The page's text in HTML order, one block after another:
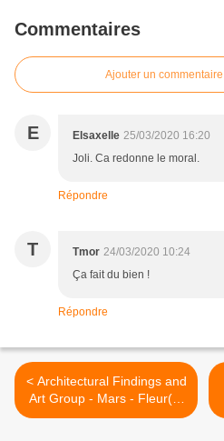
Commentaires
Ajouter un commentaire
E Elsaxelle 25/03/2020 16:20
Joli. Ca redonne le moral.
Répondre
T Tmor 24/03/2020 10:24
Ça fait du bien !
Répondre
< Architectural Findings and
Art Group - Mars - Fleur(s)
sur Fond Noir - 1 - #ob